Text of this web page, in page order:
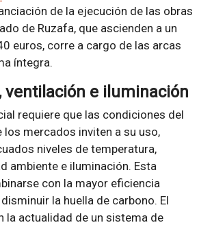
de la ejecución de las obras
de Ruzafa, que ascienden a un
euros, corre a cargo de las arcas
íntegra.
ventilación e iluminación
requiere que las condiciones del
los mercados inviten a su uso,
niveles de temperatura,
ambiente e iluminación. Esta
con la mayor eficiencia
la huella de carbono. El
la actualidad de un sistema de